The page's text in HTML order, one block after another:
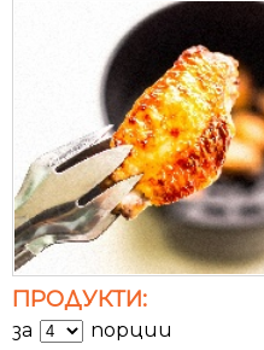
ПРОДУКТИ:
за порции